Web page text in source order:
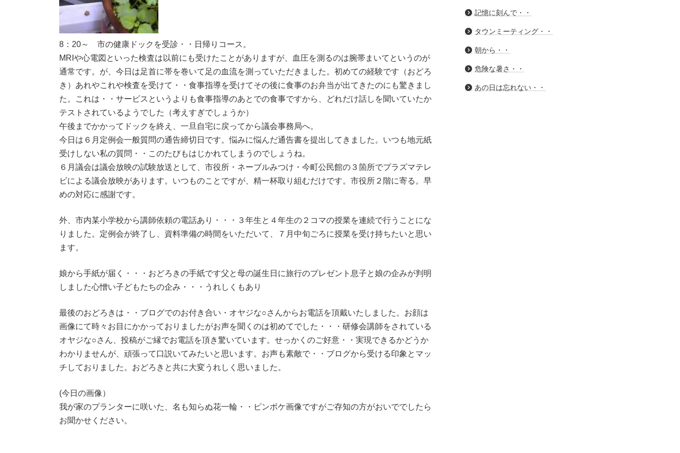
8：20～ 市の健康ドックを受診・・日帰りコース。
MRIや心電図といった検査は以前にも受けたことがありますが、血圧を測るのは腕帯まいてというのが
通常です。が、今日は足首に帯を巻いて足の血流を測っていただきました。初めての経験です（おどろ
き）あれやこれや検査を受けて・・食事指導を受けてその後に食事のお弁当が出てきたのにも驚きまし
た。これは・・サービスというよりも食事指導のあとでの食事ですから、どれだけ話しを聞いていたか
テストされているようでした（考えすぎでしょうか）
午後までかかってドックを終え、一旦自宅に戻ってから議会事務局へ。
今日は６月定例会一般質問の通告締切日です。悩みに悩んだ通告書を提出してきました。いつも地元紙
受けしない私の質問・・このたびもはじかれてしまうのでしょうね。
６月議会は議会放映の試験放送として、市役所・ネーブルみつけ・今町公民館の３箇所でプラズマテレ
ビによる議会放映があります。いつものことですが、精一杯取り組むだけです。市役所２階に寄る。早
めの対応に感謝です。
外、市内某小学校から講師依頼の電話あり・・・３年生と４年生の２コマの授業を連続で行うことにな
りました。定例会が終了し、資料準備の時間をいただいて、７月中旬ごろに授業を受け持ちたいと思い
ます。
娘から手紙が届く・・・おどろきの手紙です父と母の誕生日に旅行のプレゼント息子と娘の企みが判明
しました心憎い子どもたちの企み・・・うれしくもあり
最後のおどろきは・・ブログでのお付き合い・オヤジな○さんからお電話を頂戴いたしました。お顔は
画像にて時々お目にかかっておりましたがお声を聞くのは初めてでした・・・研修会講師をされている
オヤジな○さん、投稿がご縁でお電話を頂き驚いています。せっかくのご好意・・実現できるかどうか
わかりませんが、頑張って口説いてみたいと思います。お声も素敵で・・ブログから受ける印象とマッ
チしておりました。おどろきと共に大変うれしく思いました。
(今日の画像）
我が家のプランターに咲いた、名も知らぬ花一輪・・ピンボケ画像ですがご存知の方がおいででしたら
お聞かせください。
記憶に刻んで・・
タウンミーティング・・
朝から・・
危険な暑さ・・
あの日は忘れない・・